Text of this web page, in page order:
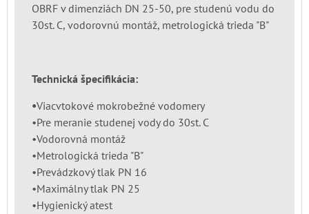
OBRF v dimenziách DN 25-50, pre studenú vodu do
30st. C, vodorovnú montáž, metrologická trieda "B"
Technická špecifikácia:
•Viacvtokové mokrobežné vodomery
•Pre meranie studenej vody do 30st. C
•Vodorovná montáž
•Metrologická trieda "B"
•Prevádzkový tlak PN 16
•Maximálny tlak PN 25
•Hygienický atest